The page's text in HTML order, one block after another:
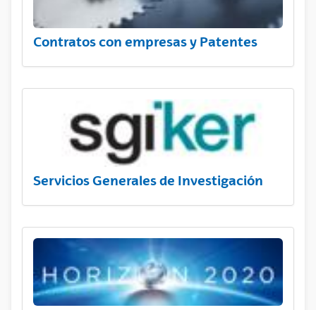
Contratos con empresas y Patentes
Servicios Generales de Investigación